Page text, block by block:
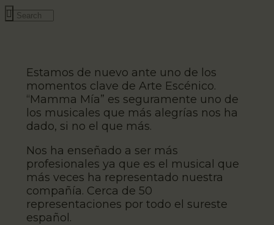
Estamos de nuevo ante uno de los
momentos clave de Arte Escénico.
“Mamma Mía” es seguramente uno de
los musicales que más alegrías nos ha
dado, si no el que más.
Nos ha enseñado a ser más
profesionales ya que es el musical que
más veces ha representado nuestra
compañía. Cerca de 50
representaciones por todo el sureste
español.